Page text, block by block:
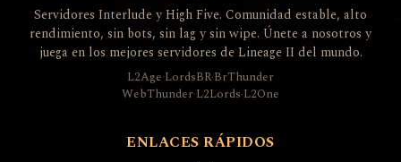
Servidores Interlude y High Five. Comunidad estable, alto
rendimiento, sin bots, sin lag y sin wipe. Únete a nosotros y
juega en los mejores servidores de Lineage II del mundo.
L2Age·LordsBR·BrThunder
WebThunder·L2Lords·L2One
ENLACES RÁPIDOS